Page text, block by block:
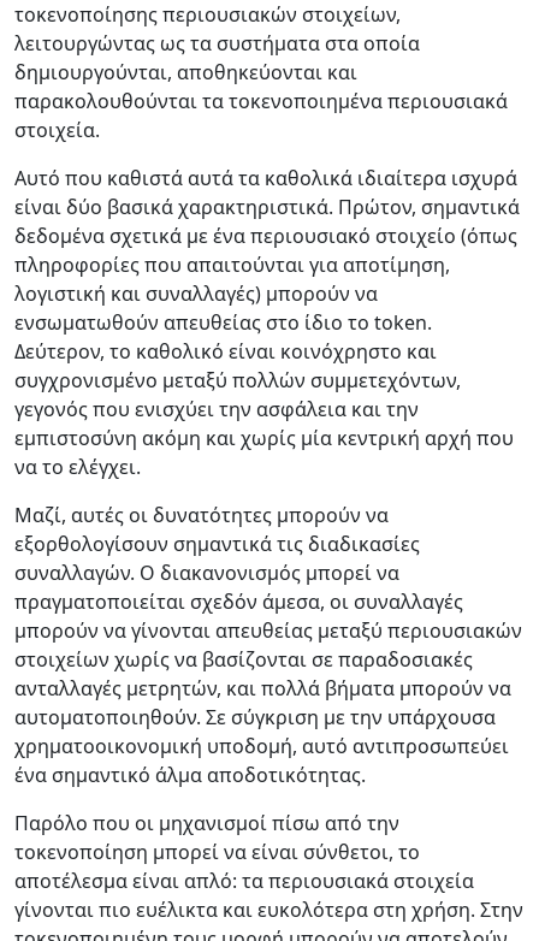
τοκενοποίησης περιουσιακών στοιχείων,
λειτουργώντας ως τα συστήματα στα οποία
δημιουργούνται, αποθηκεύονται και
παρακολουθούνται τα τοκενοποιημένα περιουσιακά
στοιχεία.
Αυτό που καθιστά αυτά τα καθολικά ιδιαίτερα ισχυρά
είναι δύο βασικά χαρακτηριστικά. Πρώτον, σημαντικά
δεδομένα σχετικά με ένα περιουσιακό στοιχείο (όπως
πληροφορίες που απαιτούνται για αποτίμηση,
λογιστική και συναλλαγές) μπορούν να
ενσωματωθούν απευθείας στο ίδιο το token.
Δεύτερον, το καθολικό είναι κοινόχρηστο και
συγχρονισμένο μεταξύ πολλών συμμετεχόντων,
γεγονός που ενισχύει την ασφάλεια και την
εμπιστοσύνη ακόμη και χωρίς μία κεντρική αρχή που
να το ελέγχει.
Μαζί, αυτές οι δυνατότητες μπορούν να
εξορθολογίσουν σημαντικά τις διαδικασίες
συναλλαγών. Ο διακανονισμός μπορεί να
πραγματοποιείται σχεδόν άμεσα, οι συναλλαγές
μπορούν να γίνονται απευθείας μεταξύ περιουσιακών
στοιχείων χωρίς να βασίζονται σε παραδοσιακές
ανταλλαγές μετρητών, και πολλά βήματα μπορούν να
αυτοματοποιηθούν. Σε σύγκριση με την υπάρχουσα
χρηματοοικονομική υποδομή, αυτό αντιπροσωπεύει
ένα σημαντικό άλμα αποδοτικότητας.
Παρόλο που οι μηχανισμοί πίσω από την
τοκενοποίηση μπορεί να είναι σύνθετοι, το
αποτέλεσμα είναι απλό: τα περιουσιακά στοιχεία
γίνονται πιο ευέλικτα και ευκολότερα στη χρήση. Στην